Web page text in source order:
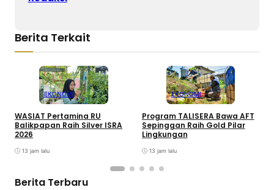
Berita Terkait
EKONOMI
WASIAT Pertamina RU
Balikpapan Raih Silver ISRA
2026
13 jam lalu
EKONOMI
Program TALISERA Bawa AFT
Sepinggan Raih Gold Pilar
Lingkungan
13 jam lalu
Berita Terbaru